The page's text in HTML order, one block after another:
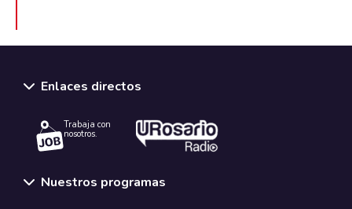
Enlaces directos
Trabaja con
nosotros.
Nuestros programas